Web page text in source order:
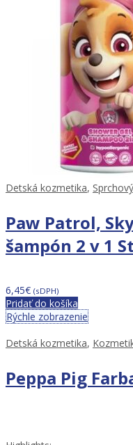
Detská kozmetika,
Paw Patrol,
šampón 2 v 1
6,45€ (sDPH)
Pridať do košíka
Rýchle zobrazenie
Detská kozmetika,
Peppa Pig